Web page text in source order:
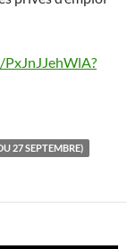
27 SEPTEMBRE)